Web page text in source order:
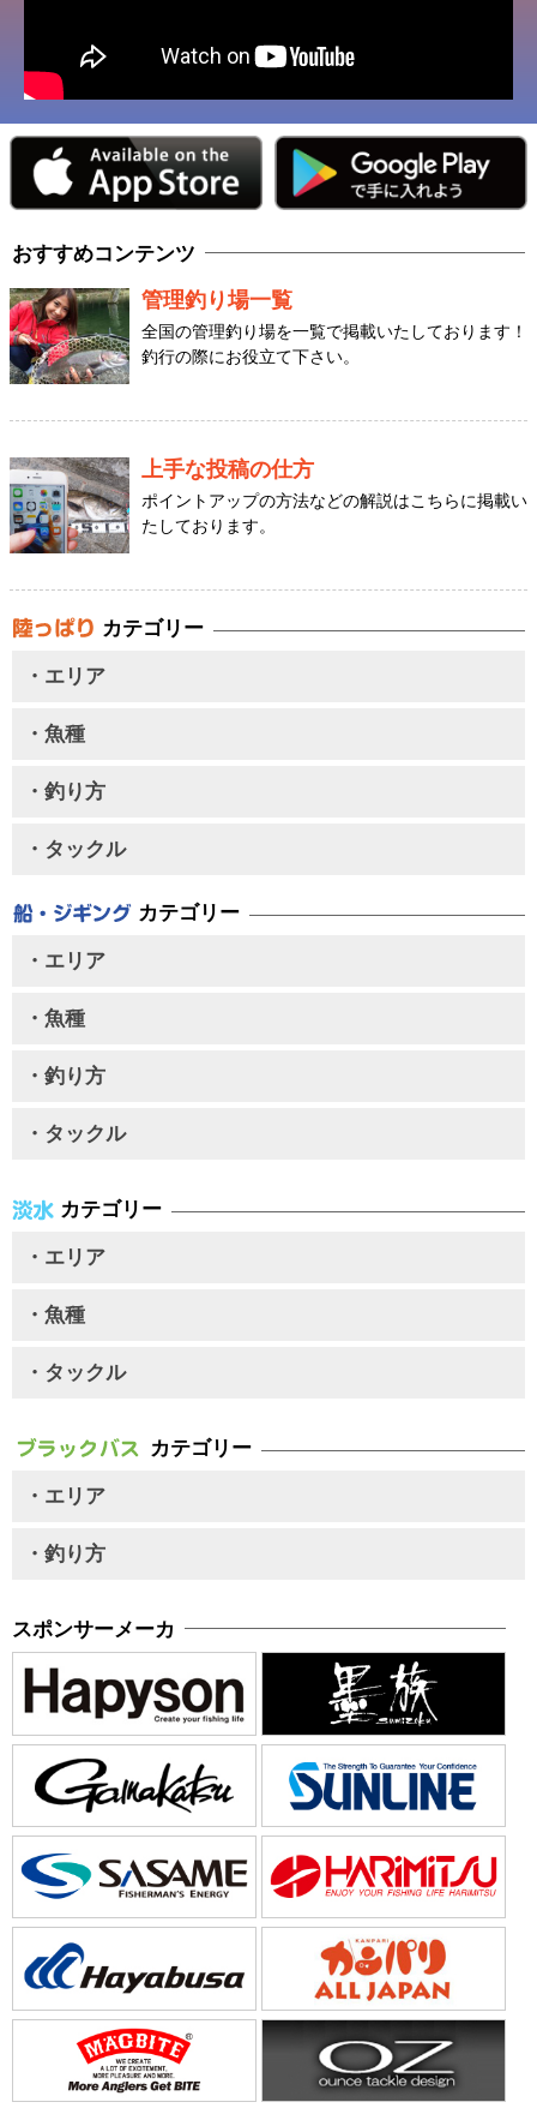
おすすめコンテンツ
管理釣り場一覧
全国の管理釣り場を一覧で掲載いたしております！
釣行の際にお役立て下さい。
上手な投稿の仕方
ポイントアップの方法などの解説はこちらに掲載い
たしております。
カテゴリー
・エリア
・魚種
・釣り方
・タックル
カテゴリー
・エリア
・魚種
・釣り方
・タックル
カテゴリー
・エリア
・魚種
・タックル
カテゴリー
・エリア
・釣り方
スポンサーメーカ